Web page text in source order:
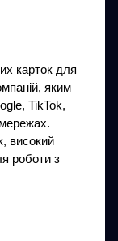
карток для
яким
TikTok,
високий
роботи з